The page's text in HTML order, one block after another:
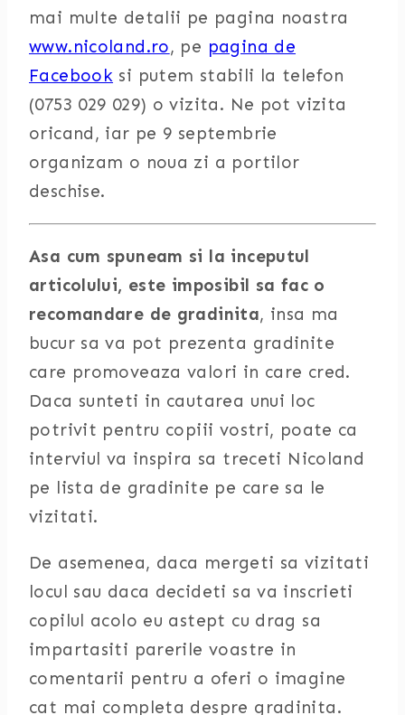
mai multe detalii pe pagina noastra
www.nicoland.ro, pe pagina de
Facebook si putem stabili la telefon
(0753 029 029) o vizita. Ne pot vizita
oricand, iar pe 9 septembrie
organizam o noua zi a portilor
deschise.
Asa cum spuneam si la inceputul
articolului, este imposibil sa fac o
recomandare de gradinita, insa ma
bucur sa va pot prezenta gradinite
care promoveaza valori in care cred.
Daca sunteti in cautarea unui loc
potrivit pentru copiii vostri, poate ca
interviul va inspira sa treceti Nicoland
pe lista de gradinite pe care sa le
vizitati.
De asemenea, daca mergeti sa vizitati
locul sau daca decideti sa va inscrieti
copilul acolo eu astept cu drag sa
impartasiti parerile voastre in
comentarii pentru a oferi o imagine
cat mai completa despre gradinita.